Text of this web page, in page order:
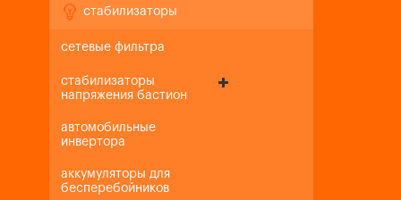
стабилизаторы
сетевые фильтра
стабилизаторы
напряжения бастион
автомобильные
инвертора
аккумуляторы для
бесперебойников